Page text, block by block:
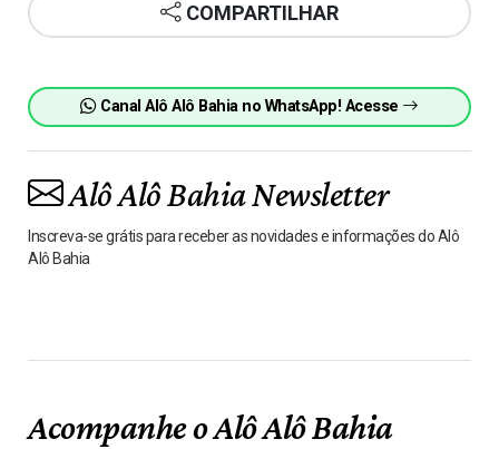
COMPARTILHAR
Canal Alô Alô Bahia no WhatsApp! Acesse
Alô Alô Bahia Newsletter
Inscreva-se grátis para receber as novidades e informações do Alô
Alô Bahia
Acompanhe o Alô Alô Bahia